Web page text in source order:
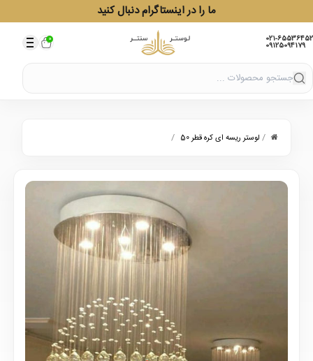
ما را در اینستاگرام دنبال کنید
021-65536452
09125094179
0
/ لوستر ریسه ای کره قطر 50 /